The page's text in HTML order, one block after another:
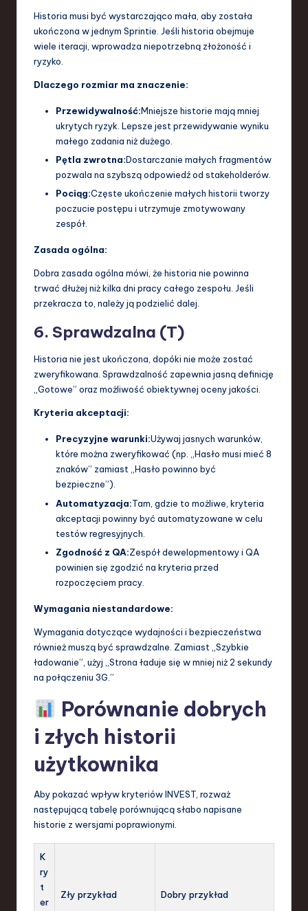
Historia musi być wystarczająco mała, aby została
ukończona w jednym Sprintie. Jeśli historia obejmuje
wiele iteracji, wprowadza niepotrzebną złożoność i
ryzyko.
Dlaczego rozmiar ma znaczenie:
Przewidywalność:Mniejsze historie mają mniej
ukrytych ryzyk. Lepsze jest przewidywanie wyniku
małego zadania niż dużego.
Pętla zwrotna:Dostarczanie małych fragmentów
pozwala na szybszą odpowiedź od stakeholderów.
Pociąg:Częste ukończenie małych historii tworzy
poczucie postępu i utrzymuje zmotywowany
zespół.
Zasada ogólna:
Dobra zasada ogólna mówi, że historia nie powinna
trwać dłużej niż kilka dni pracy całego zespołu. Jeśli
przekracza to, należy ją podzielić dalej.
6. Sprawdzalna (T)
Historia nie jest ukończona, dopóki nie może zostać
zweryfikowana. Sprawdzalność zapewnia jasną definicję
„Gotowe” oraz możliwość obiektywnej oceny jakości.
Kryteria akceptacji:
Precyzyjne warunki:Używaj jasnych warunków,
które można zweryfikować (np. „Hasło musi mieć 8
znaków” zamiast „Hasło powinno być
bezpieczne”).
Automatyzacja:Tam, gdzie to możliwe, kryteria
akceptacji powinny być automatyzowane w celu
testów regresyjnych.
Zgodność z QA:Zespół dewelopmentowy i QA
powinien się zgodzić na kryteria przed
rozpoczęciem pracy.
Wymagania niestandardowe:
Wymagania dotyczące wydajności i bezpieczeństwa
również muszą być sprawdzalne. Zamiast „Szybkie
ładowanie”, użyj „Strona ładuje się w mniej niż 2 sekundy
na połączeniu 3G.”
Porównanie dobrych
i złych historii
użytkownika
Aby pokazać wpływ kryteriów INVEST, rozważ
następującą tabelę porównującą słabo napisane
historie z wersjami poprawionymi.
K
ry
t
er
Zły przykład Dobry przykład